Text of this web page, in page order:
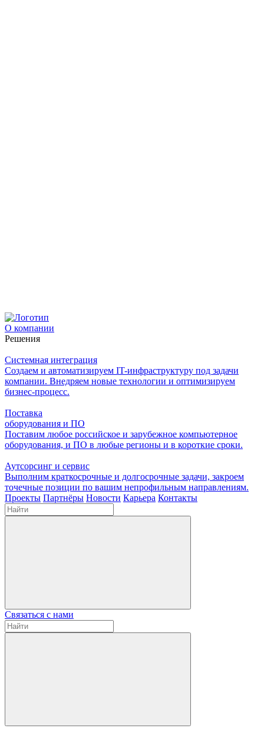
О компании
Решения
Системная интеграция
Создаем и автоматизируем IT-инфраструктуру под задачи
компании. Внедряем новые технологии и оптимизируем
бизнес-процесс.
Поставка
оборудования и ПО
Поставим любое российское и зарубежное компьютерное
оборудования, и ПО в любые регионы и в короткие сроки.
Аутсорсинг и сервис
Выполним краткосрочные и долгосрочные задачи, закроем
точечные позиции по вашим непрофильным направлениям.
Проекты Партнёры Новости Карьера Контакты
Связаться с нами